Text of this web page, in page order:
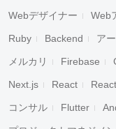
Webデザイナー Web
Ruby Backend ア
メルカリ Firebase
Next.js React
コンサル Flutter